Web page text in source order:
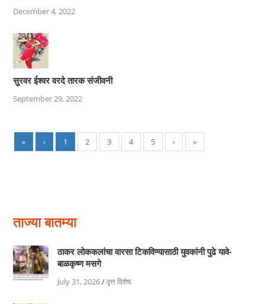
December 4, 2022
सुरवर ईश्‍वर वरदे तारक संजीवनी
September 29, 2022
« ‹ 1 2 3 4 5 › »
ताज्या बातम्या
ठाकर लोककलांचा वारसा टिकविण्यासाठी युवकांनी पुढे यावे-
बाळकृष्ण मसगे
July 31, 2026/वृत्त विशेष